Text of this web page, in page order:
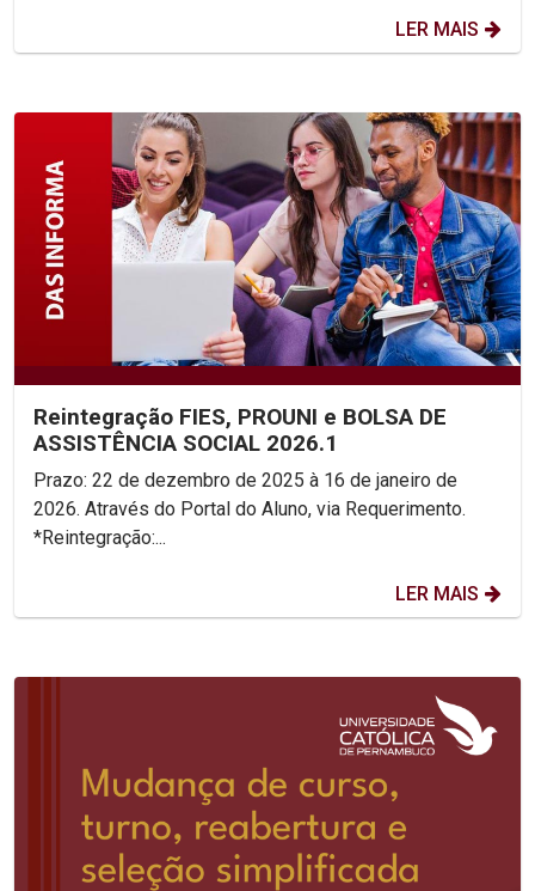
LER MAIS
Reintegração FIES, PROUNI e BOLSA DE
ASSISTÊNCIA SOCIAL 2026.1
Prazo: 22 de dezembro de 2025 à 16 de janeiro de
2026. Através do Portal do Aluno, via Requerimento.
*Reintegração:...
LER MAIS